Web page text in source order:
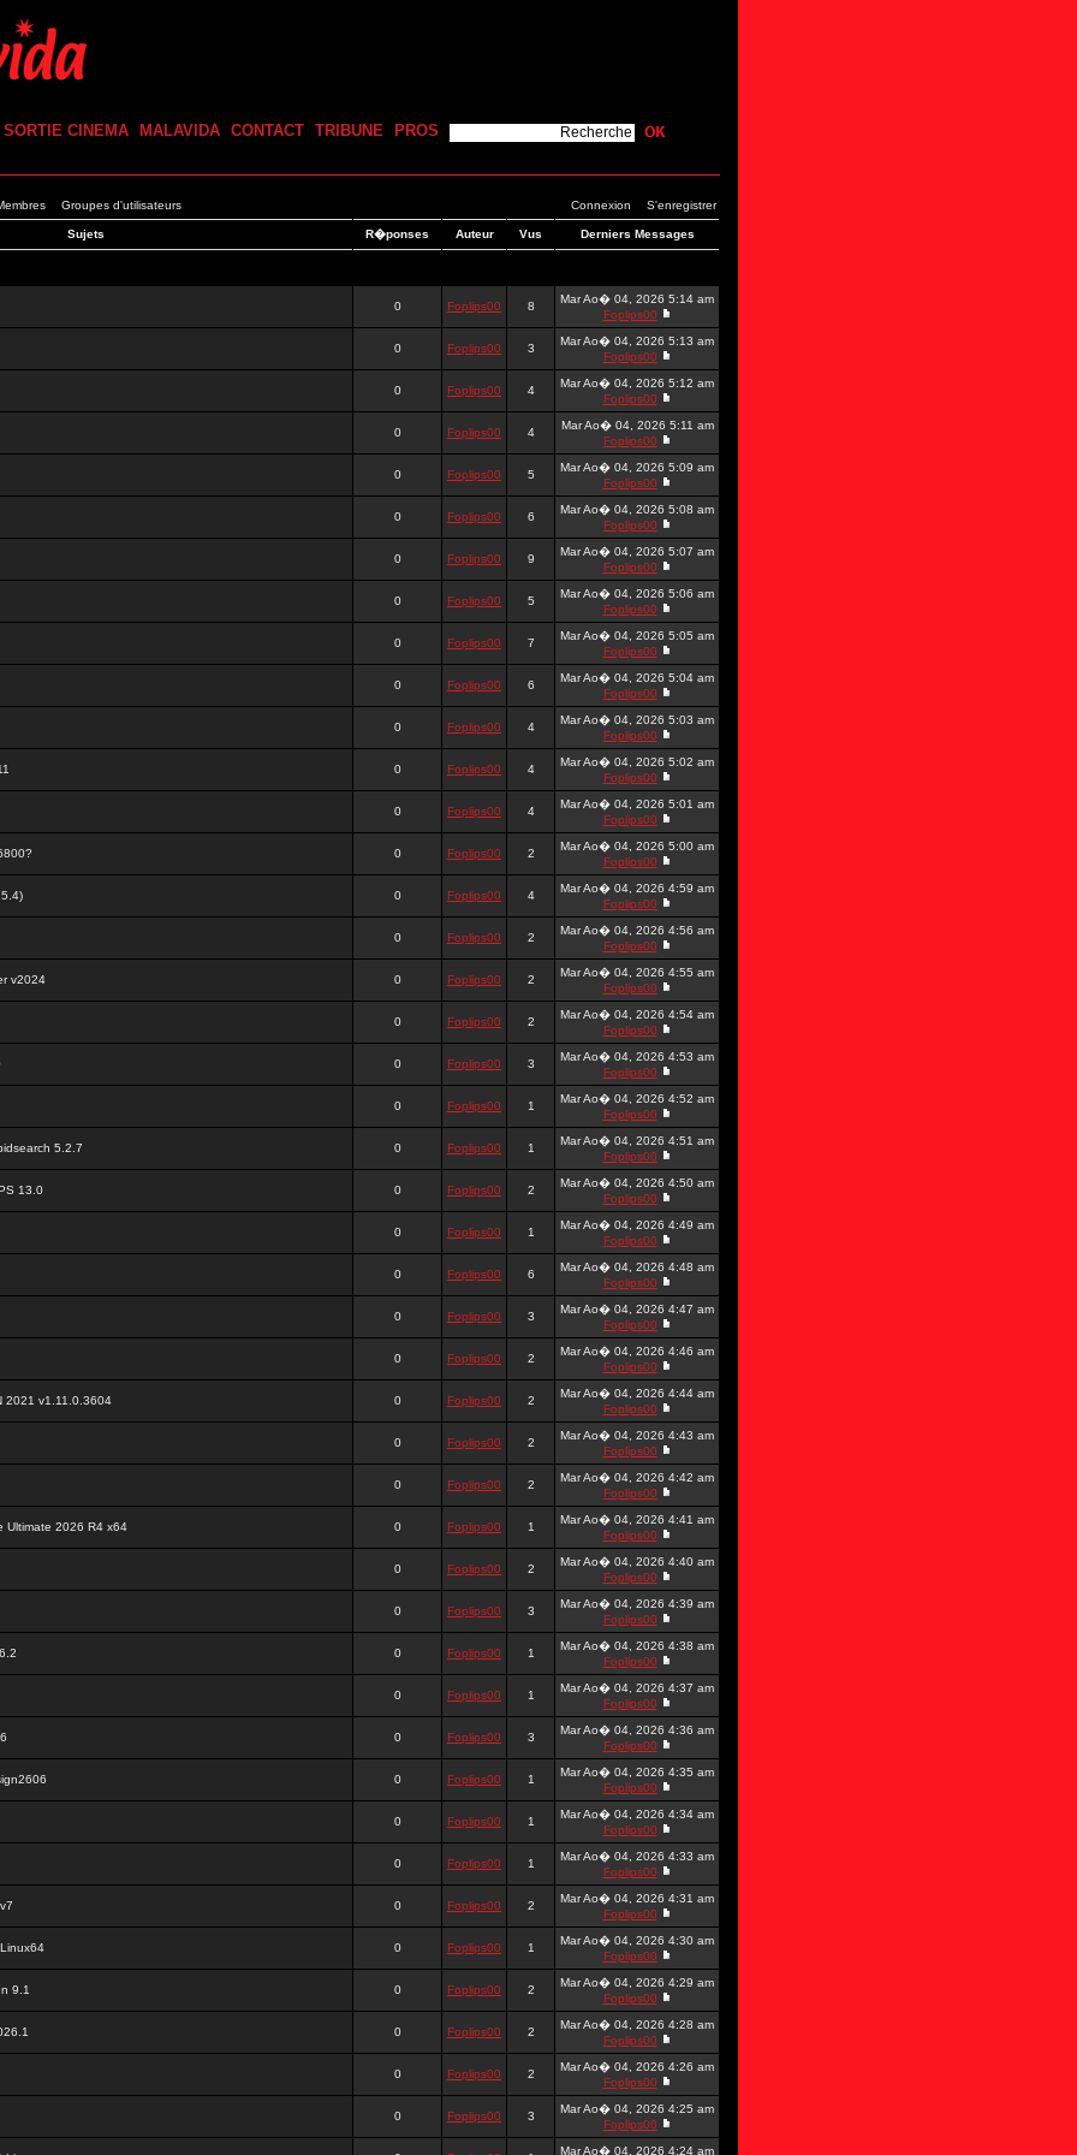
SORTIE CINEMA MALAVIDA CONTACT TRIBUNE PROS
Groupes d'utilisateurs Connexion S'enregistrer
Sujets R�ponses Auteur Vus Derniers Messages
0 Foplips00 8
Mar Ao� 04, 2026 5:14 am
Foplips00
0 Foplips00 3
Mar Ao� 04, 2026 5:13 am
Foplips00
0 Foplips00 4
Mar Ao� 04, 2026 5:12 am
Foplips00
0 Foplips00 4
Mar Ao� 04, 2026 5:11 am
Foplips00
0 Foplips00 5
Mar Ao� 04, 2026 5:09 am
Foplips00
0 Foplips00 6
Mar Ao� 04, 2026 5:08 am
Foplips00
0 Foplips00 9
Mar Ao� 04, 2026 5:07 am
Foplips00
0 Foplips00 5
Mar Ao� 04, 2026 5:06 am
Foplips00
0 Foplips00 7
Mar Ao� 04, 2026 5:05 am
Foplips00
0 Foplips00 6
Mar Ao� 04, 2026 5:04 am
Foplips00
0 Foplips00 4
Mar Ao� 04, 2026 5:03 am
Foplips00
0 Foplips00 4
Mar Ao� 04, 2026 5:02 am
Foplips00
0 Foplips00 4
Mar Ao� 04, 2026 5:01 am
Foplips00
0 Foplips00 2
Mar Ao� 04, 2026 5:00 am
Foplips00
0 Foplips00 4
Mar Ao� 04, 2026 4:59 am
Foplips00
0 Foplips00 2
Mar Ao� 04, 2026 4:56 am
Foplips00
v2024 0 Foplips00 2
Mar Ao� 04, 2026 4:55 am
Foplips00
0 Foplips00 2
Mar Ao� 04, 2026 4:54 am
Foplips00
0 Foplips00 3
Mar Ao� 04, 2026 4:53 am
Foplips00
0 Foplips00 1
Mar Ao� 04, 2026 4:52 am
Foplips00
5.2.7 0 Foplips00 1
Mar Ao� 04, 2026 4:51 am
Foplips00
13.0 0 Foplips00 2
Mar Ao� 04, 2026 4:50 am
Foplips00
0 Foplips00 1
Mar Ao� 04, 2026 4:49 am
Foplips00
0 Foplips00 6
Mar Ao� 04, 2026 4:48 am
Foplips00
0 Foplips00 3
Mar Ao� 04, 2026 4:47 am
Foplips00
0 Foplips00 2
Mar Ao� 04, 2026 4:46 am
Foplips00
2021 v1.11.0.3604 0 Foplips00 2
Mar Ao� 04, 2026 4:44 am
Foplips00
0 Foplips00 2
Mar Ao� 04, 2026 4:43 am
Foplips00
0 Foplips00 2
Mar Ao� 04, 2026 4:42 am
Foplips00
Ultimate 2026 R4 x64 0 Foplips00 1
Mar Ao� 04, 2026 4:41 am
Foplips00
0 Foplips00 2
Mar Ao� 04, 2026 4:40 am
Foplips00
0 Foplips00 3
Mar Ao� 04, 2026 4:39 am
Foplips00
0 Foplips00 1
Mar Ao� 04, 2026 4:38 am
Foplips00
0 Foplips00 1
Mar Ao� 04, 2026 4:37 am
Foplips00
0 Foplips00 3
Mar Ao� 04, 2026 4:36 am
Foplips00
0 Foplips00 1
Mar Ao� 04, 2026 4:35 am
Foplips00
0 Foplips00 1
Mar Ao� 04, 2026 4:34 am
Foplips00
0 Foplips00 1
Mar Ao� 04, 2026 4:33 am
Foplips00
0 Foplips00 2
Mar Ao� 04, 2026 4:31 am
Foplips00
0 Foplips00 1
Mar Ao� 04, 2026 4:30 am
Foplips00
9.1 0 Foplips00 2
Mar Ao� 04, 2026 4:29 am
Foplips00
0 Foplips00 2
Mar Ao� 04, 2026 4:28 am
Foplips00
0 Foplips00 2
Mar Ao� 04, 2026 4:26 am
Foplips00
0 Foplips00 3
Mar Ao� 04, 2026 4:25 am
Foplips00
Mar Ao� 04, 2026 4:24 am